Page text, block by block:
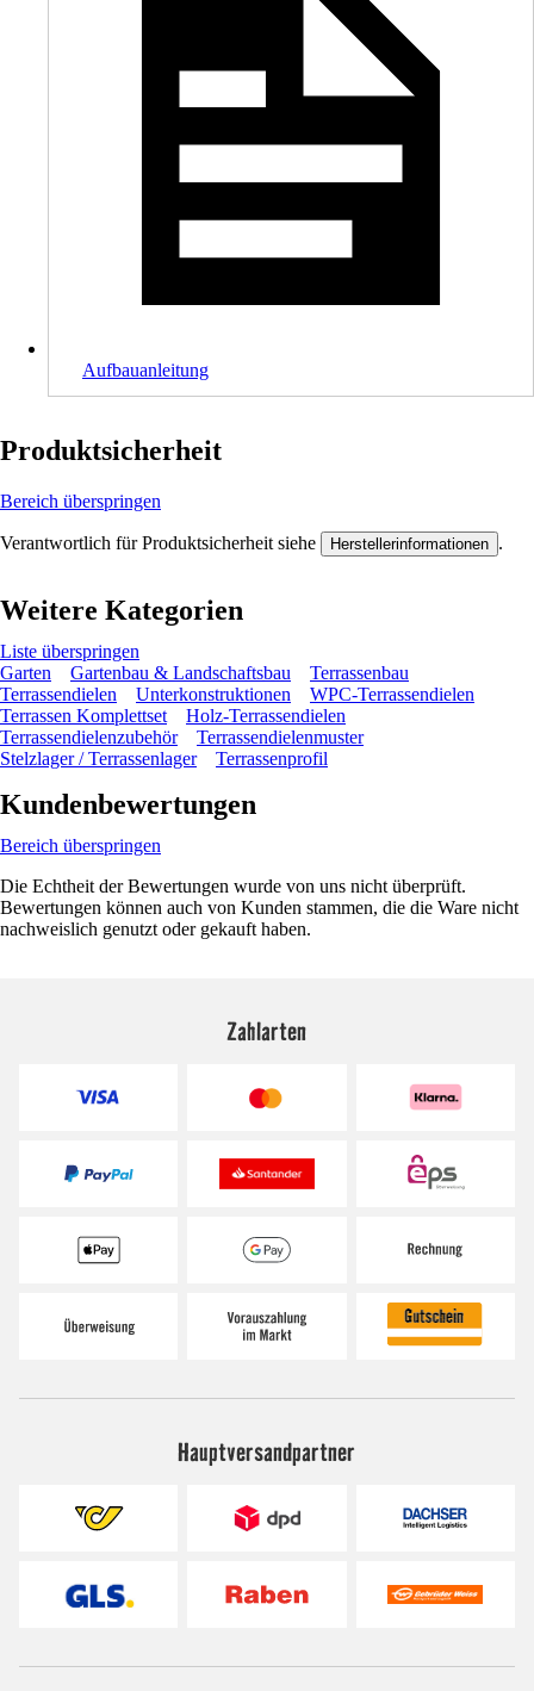
Aufbauanleitung
Produktsicherheit
Bereich überspringen
Verantwortlich für Produktsicherheit siehe Herstellerinformationen .
Weitere Kategorien
Liste überspringen
Garten
Gartenbau & Landschaftsbau
Terrassenbau
Terrassendielen
Unterkonstruktionen
WPC-Terrassendielen
Terrassen Komplettset
Holz-Terrassendielen
Terrassendielenzubehör
Terrassendielenmuster
Stelzlager / Terrassenlager
Terrassenprofil
Kundenbewertungen
Bereich überspringen
Die Echtheit der Bewertungen wurde von uns nicht überprüft.
Bewertungen können auch von Kunden stammen, die die Ware nicht
nachweislich genutzt oder gekauft haben.
Zahlarten
Hauptversandpartner